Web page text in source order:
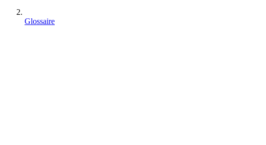
Glossaire